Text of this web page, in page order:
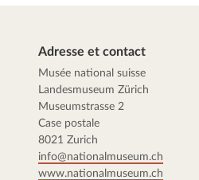
Adresse et contact
Musée national suisse
Landesmuseum Zürich
Museumstrasse 2
Case postale
8021 Zurich
info@nationalmuseum.ch
www.nationalmuseum.ch